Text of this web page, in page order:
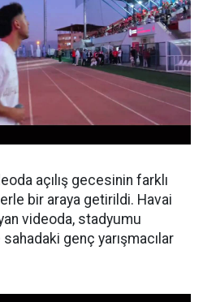
açılış gecesinin farklı
bir araya getirildi. Havai
videoda, stadyumu
genç yarışmacılar